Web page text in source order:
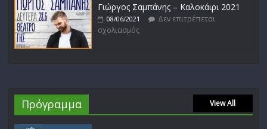
Γιώργος Σαμπάνης – Καλοκάιρι 2021
08/06/2021
Δεν επιτρέπεται
σχολιασμός
Πρόγραμμα View All